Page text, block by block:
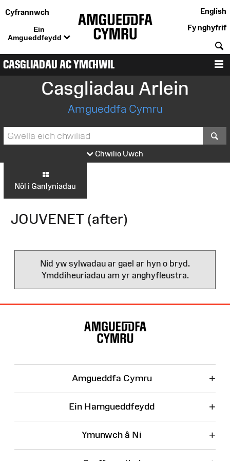
Cyfrannwch
Ein
Amgueddfeydd
English
Fy nghyfrif
CASGLIADAU AC YMCHWIL
Casgliadau Arlein
Amgueddfa Cymru
Chwilio Uwch
Nôl i Ganlyniadau
JOUVENET (after)
Nid yw sylwadau ar gael ar hyn o bryd.
Ymddiheuriadau am yr anghyfleustra.
Amgueddfa Cymru +
Ein Hamgueddfeydd +
Ymunwch â Ni +